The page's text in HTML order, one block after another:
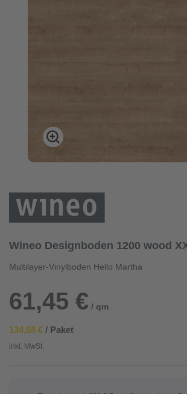
Wineo Designboden 1200 wood
Multilayer-Vinylboden Hello Martha
61,45 € / qm
134,58 € / Paket
inkl. MwSt.